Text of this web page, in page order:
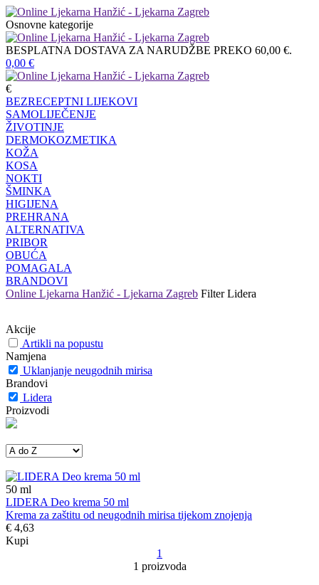
Osnovne kategorije
BESPLATNA DOSTAVA ZA NARUDŽBE PREKO 60,00 €.
0,00 €
€
BEZRECEPTNI LIJEKOVI
SAMOLIJEČENJE
ŽIVOTINJE
DERMOKOZMETIKA
KOŽA
KOSA
NOKTI
ŠMINKA
HIGIJENA
PREHRANA
ALTERNATIVA
PRIBOR
OBUĆA
POMAGALA
BRANDOVI
Online Ljekarna Hanžić - Ljekarna Zagreb Filter Lidera
Akcije
Artikli na popustu
Namjena
Uklanjanje neugodnih mirisa
Brandovi
Lidera
Proizvodi
50 ml
LIDERA Deo krema 50 ml
Krema za zaštitu od neugodnih mirisa tijekom znojenja
€ 4,63
Kupi
1
1 proizvoda